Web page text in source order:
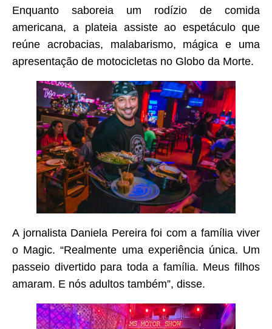
Enquanto saboreia um rodízio de comida
americana, a plateia assiste ao espetáculo que
reúne acrobacias, malabarismo, mágica e uma
apresentação de motocicletas no Globo da Morte.
A jornalista Daniela Pereira foi com a família viver
o Magic. “Realmente uma experiência única. Um
passeio divertido para toda a família. Meus filhos
amaram. E nós adultos também”, disse.